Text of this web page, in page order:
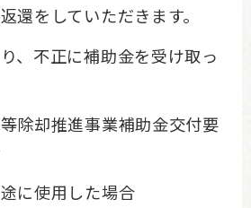
還をしていただきます。
、不正に補助金を受け取っ
除却推進事業補助金交付要
に使用した場合